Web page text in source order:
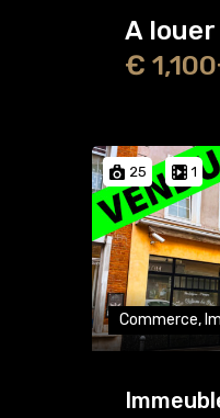
A louer
€
25 1
Commerce,